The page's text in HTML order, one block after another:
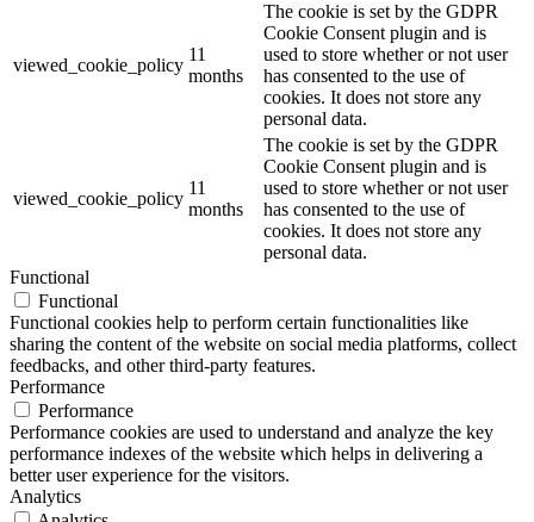
viewed_cookie_policy
11
months
The cookie is set by the GDPR
Cookie Consent plugin and is
used to store whether or not user
has consented to the use of
cookies. It does not store any
personal data.
viewed_cookie_policy
11
months
The cookie is set by the GDPR
Cookie Consent plugin and is
used to store whether or not user
has consented to the use of
cookies. It does not store any
personal data.
Functional
Functional
Functional cookies help to perform certain functionalities like
sharing the content of the website on social media platforms, collect
feedbacks, and other third-party features.
Performance
Performance
Performance cookies are used to understand and analyze the key
performance indexes of the website which helps in delivering a
better user experience for the visitors.
Analytics